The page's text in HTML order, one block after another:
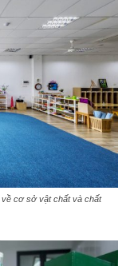
cơ sở vật chất và chất